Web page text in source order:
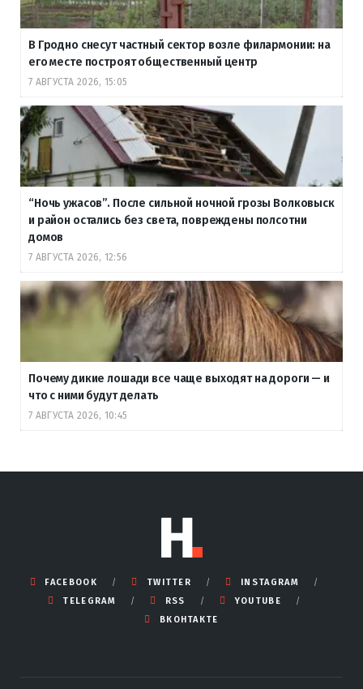
В Гродно снесут частный сектор возле филармонии: на
его месте построят общественный центр
7 АВГУСТА 2026, 15:05
“Ночь ужасов”. После сильной ночной грозы Волковыск
и район остались без света, повреждены полсотни
домов
7 АВГУСТА 2026, 12:56
Почему дикие лошади все чаще выходят на дороги — и
что с ними будут делать
7 АВГУСТА 2026, 10:45
FACEBOOK TWITTER
INSTAGRAM
TELEGRAM
RSS
YOUTUBE
ВКОНТАКТЕ